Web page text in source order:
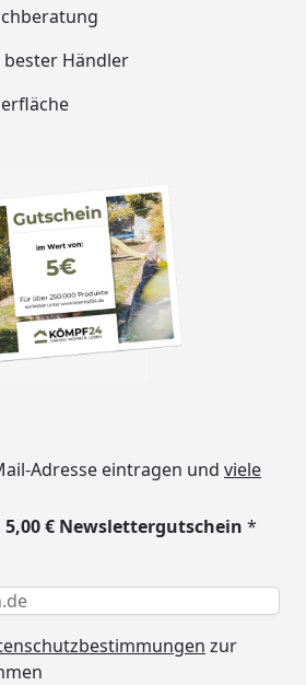
Händler
Adresse eintragen und viele
€ Newslettergutschein *
zur